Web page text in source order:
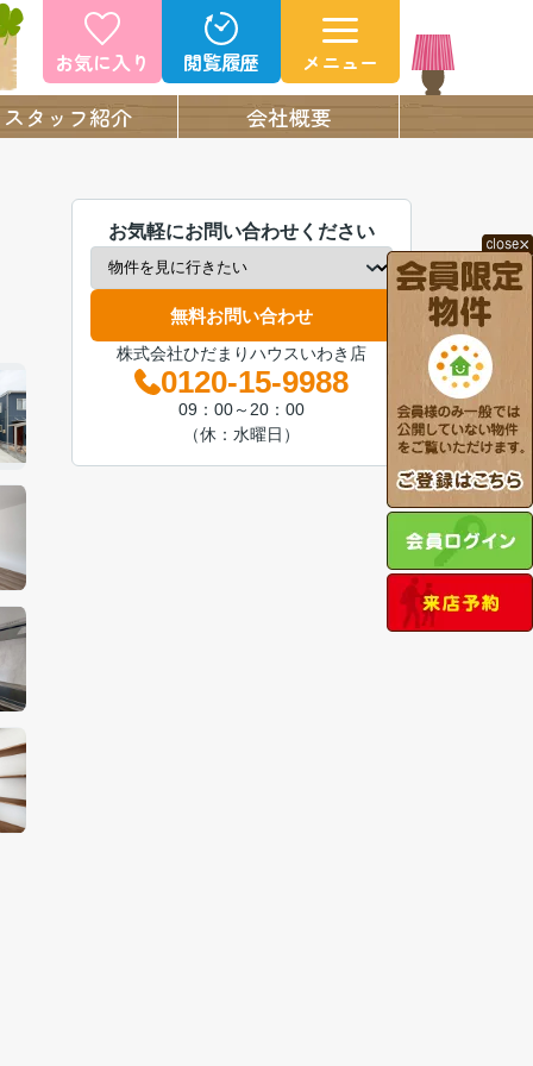
お気に入り 閲覧履歴 メニュー
スタッフ紹介 会社概要
お気軽にお問い合わせください
無料お問い合わせ
株式会社ひだまりハウスいわき店
0120-15-9988
09：00～20：00
（休：水曜日）